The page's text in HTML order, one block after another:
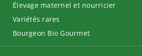
Élevage maternel et nourricier
Variétés rares
Bourgeon Bio Gourmet